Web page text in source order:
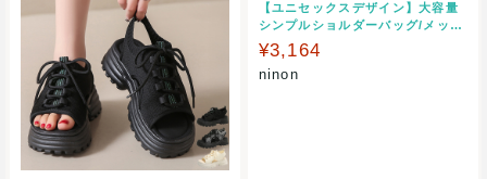
【ユニセックスデザイン】大容量
シンプルショルダーバッグ/メッセ
ンジャーバッグ
¥3,164
ninon